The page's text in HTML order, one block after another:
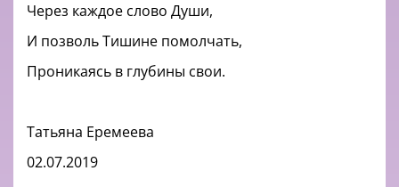
Через каждое слово Души,
И позволь Тишине помолчать,
Проникаясь в глубины свои.
Татьяна Еремеева
02.07.2019